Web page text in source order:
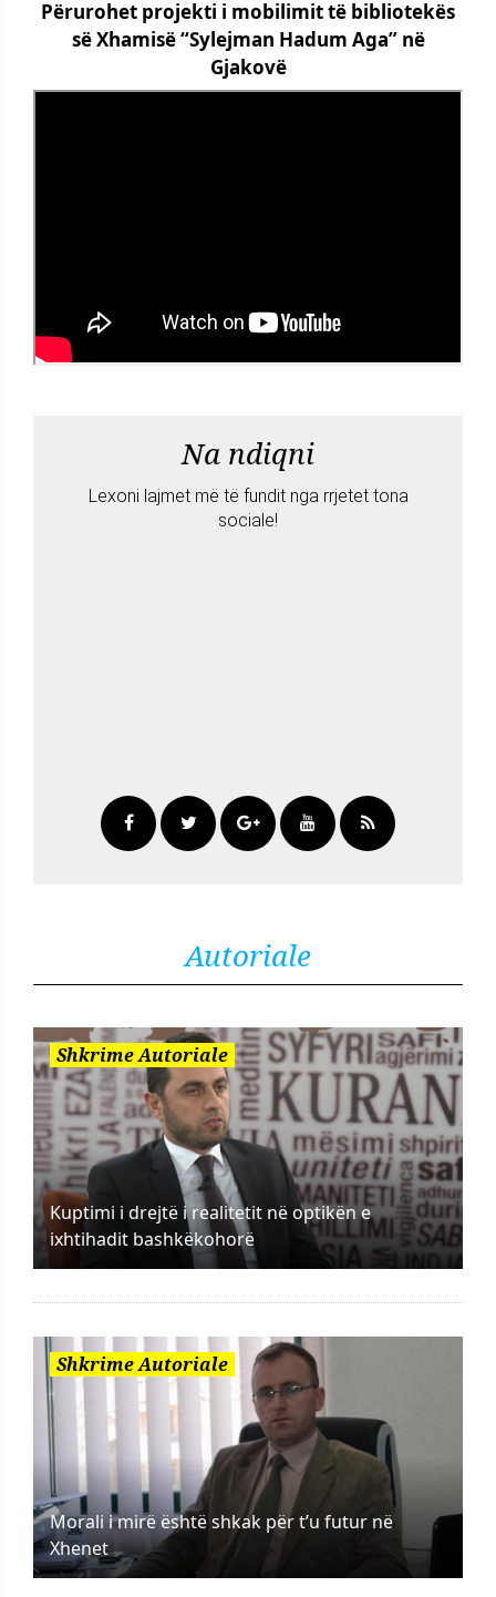
Përurohet projekti i mobilimit të bibliotekës
së Xhamisë “Sylejman Hadum Aga” në
Gjakovë
Na ndiqni
Lexoni lajmet më të fundit nga rrjetet tona
sociale!
Autoriale
Shkrime Autoriale
Kuptimi i drejtë i realitetit në optikën e
ixhtihadit bashkëkohorë
Shkrime Autoriale
Morali i mirë është shkak për t’u futur në
Xhenet